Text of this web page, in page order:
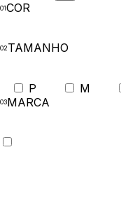
COR
TAMANHO
P M
MARCA